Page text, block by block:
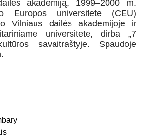
akademiją, 1999–2000 m.
Europos universitete (CEU)
Vilniaus dailės akademijoje ir
universitete, dirba „7
savaitraštyje. Spaudoje